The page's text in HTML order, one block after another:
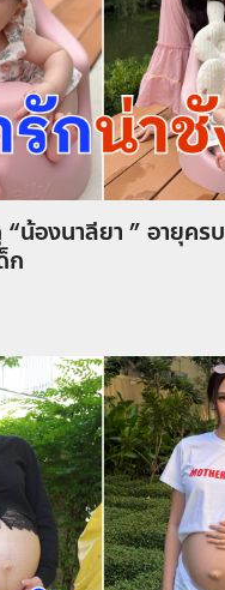
“น้องนาลียา ” อายุคร
ก